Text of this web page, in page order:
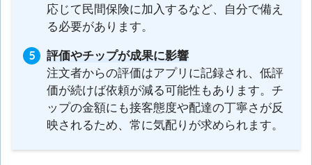
応じて民間保険に加入するなど、自分で備え
る必要があります。
評価やチップが成果に影響
注文者からの評価はアプリに記録され、低評
価が続けば依頼が減る可能性もあります。チ
ップの金額にも接客態度や配達の丁寧さが反
映されるため、常に気配りが求められます。